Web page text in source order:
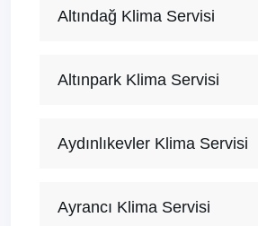
Altındağ Klima Servisi
Altınpark Klima Servisi
Aydınlıkevler Klima Servisi
Ayrancı Klima Servisi